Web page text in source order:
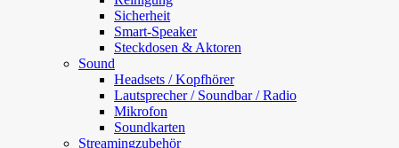
Sicherheit
Smart-Speaker
Steckdosen & Aktoren
Sound
Headsets / Kopfhörer
Lautsprecher / Soundbar / Radio
Mikrofon
Soundkarten
Streamingzubehör